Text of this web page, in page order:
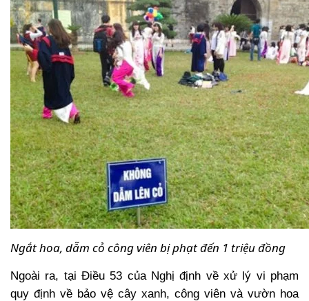
Ngắt hoa, dẫm cỏ công viên bị phạt đến 1 triệu đồng
Ngoài ra, tại Điều 53 của Nghị định về xử lý vi phạm
quy định về bảo vệ cây xanh, công viên và vườn hoa